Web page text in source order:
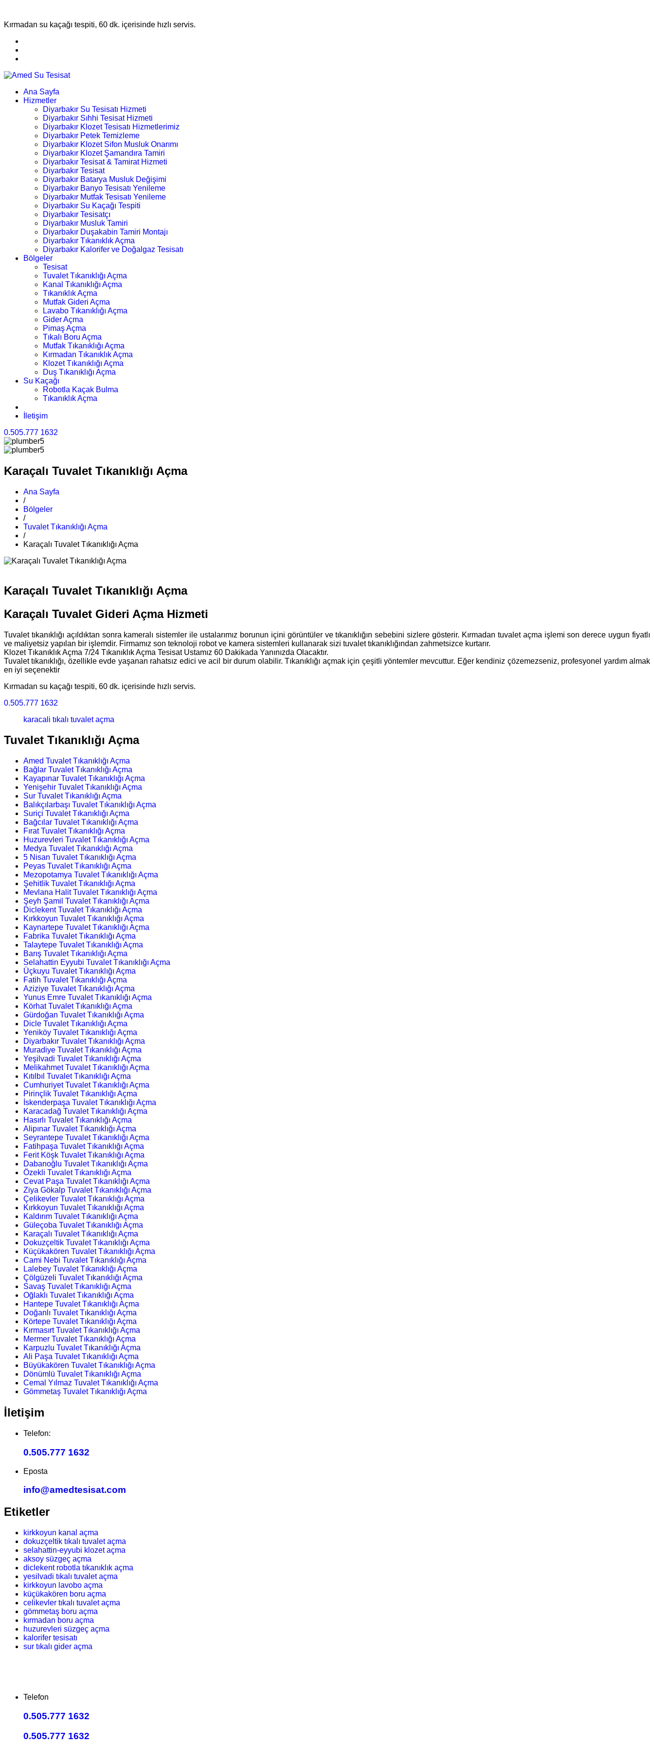
Kırmadan su kaçağı tespiti, 60 dk. içerisinde hızlı servis.
Ana Sayfa
Hizmetler
Diyarbakır Su Tesisatı Hizmeti
Diyarbakır Sıhhi Tesisat Hizmeti
Diyarbakır Klozet Tesisatı Hizmetlerimiz
Diyarbakır Petek Temizleme
Diyarbakır Klozet Sifon Musluk Onarımı
Diyarbakır Klozet Şamandıra Tamiri
Diyarbakır Tesisat & Tamirat Hizmeti
Diyarbakır Tesisat
Diyarbakır Batarya Musluk Değişimi
Diyarbakır Banyo Tesisatı Yenileme
Diyarbakır Mutfak Tesisatı Yenileme
Diyarbakır Su Kaçağı Tespiti
Diyarbakır Tesisatçı
Diyarbakır Musluk Tamiri
Diyarbakır Duşakabin Tamiri Montajı
Diyarbakır Tıkanıklık Açma
Diyarbakır Kalorifer ve Doğalgaz Tesisatı
Bölgeler
Tesisat
Tuvalet Tıkanıklığı Açma
Kanal Tıkanıklığı Açma
Tıkanıklık Açma
Mutfak Gideri Açma
Lavabo Tıkanıklığı Açma
Gider Açma
Pimaş Açma
Tıkalı Boru Açma
Mutfak Tıkanıklığı Açma
Kırmadan Tıkanıklık Açma
Klozet Tıkanıklığı Açma
Duş Tıkanıklığı Açma
Su Kaçağı
Robotla Kaçak Bulma
Tıkanıklık Açma
İletişim
0.505.777 1632
Karaçalı Tuvalet Tıkanıklığı Açma
Ana Sayfa
/
Bölgeler
/
Tuvalet Tıkanıklığı Açma
/
Karaçalı Tuvalet Tıkanıklığı Açma
Karaçalı Tuvalet Tıkanıklığı Açma
Karaçalı Tuvalet Gideri Açma Hizmeti
Tuvalet tıkanıklığı açıldıktan sonra kameralı sistemler ile ustalarımız borunun içini görüntüler ve tıkanıklığın sebebini sizlere gösterir. Kırmadan tuvalet açma işlemi son derece uygun fiyatlı
ve maliyetsiz yapılan bir işlemdir. Firmamız son teknoloji robot ve kamera sistemleri kullanarak sizi tuvalet tıkanıklığından zahmetsizce kurtarır.
Klozet Tıkanıklık Açma 7/24 Tıkanıklık Açma Tesisat Ustamız 60 Dakikada Yanınızda Olacaktır.
Tuvalet tıkanıklığı, özellikle evde yaşanan rahatsız edici ve acil bir durum olabilir. Tıkanıklığı açmak için çeşitli yöntemler mevcuttur. Eğer kendiniz çözemezseniz, profesyonel yardım almak
en iyi seçenektir
Kırmadan su kaçağı tespiti, 60 dk. içerisinde hızlı servis.
0.505.777 1632
karacali tıkalı tuvalet açma
Tuvalet Tıkanıklığı Açma
Amed Tuvalet Tıkanıklığı Açma
Bağlar Tuvalet Tıkanıklığı Açma
Kayapınar Tuvalet Tıkanıklığı Açma
Yenişehir Tuvalet Tıkanıklığı Açma
Sur Tuvalet Tıkanıklığı Açma
Balıkçılarbaşı Tuvalet Tıkanıklığı Açma
Suriçi Tuvalet Tıkanıklığı Açma
Bağcılar Tuvalet Tıkanıklığı Açma
Fırat Tuvalet Tıkanıklığı Açma
Huzurevleri Tuvalet Tıkanıklığı Açma
Medya Tuvalet Tıkanıklığı Açma
5 Nisan Tuvalet Tıkanıklığı Açma
Peyas Tuvalet Tıkanıklığı Açma
Mezopotamya Tuvalet Tıkanıklığı Açma
Şehitlik Tuvalet Tıkanıklığı Açma
Mevlana Halit Tuvalet Tıkanıklığı Açma
Şeyh Şamil Tuvalet Tıkanıklığı Açma
Diclekent Tuvalet Tıkanıklığı Açma
Kırkkoyun Tuvalet Tıkanıklığı Açma
Kaynartepe Tuvalet Tıkanıklığı Açma
Fabrika Tuvalet Tıkanıklığı Açma
Talaytepe Tuvalet Tıkanıklığı Açma
Barış Tuvalet Tıkanıklığı Açma
Selahattin Eyyubi Tuvalet Tıkanıklığı Açma
Üçkuyu Tuvalet Tıkanıklığı Açma
Fatih Tuvalet Tıkanıklığı Açma
Aziziye Tuvalet Tıkanıklığı Açma
Yunus Emre Tuvalet Tıkanıklığı Açma
Körhat Tuvalet Tıkanıklığı Açma
Gürdoğan Tuvalet Tıkanıklığı Açma
Dicle Tuvalet Tıkanıklığı Açma
Yeniköy Tuvalet Tıkanıklığı Açma
Diyarbakır Tuvalet Tıkanıklığı Açma
Muradiye Tuvalet Tıkanıklığı Açma
Yeşilvadi Tuvalet Tıkanıklığı Açma
Melikahmet Tuvalet Tıkanıklığı Açma
Kıtılbıl Tuvalet Tıkanıklığı Açma
Cumhuriyet Tuvalet Tıkanıklığı Açma
Pirinçlik Tuvalet Tıkanıklığı Açma
İskenderpaşa Tuvalet Tıkanıklığı Açma
Karacadağ Tuvalet Tıkanıklığı Açma
Hasırlı Tuvalet Tıkanıklığı Açma
Alipınar Tuvalet Tıkanıklığı Açma
Seyrantepe Tuvalet Tıkanıklığı Açma
Fatihpaşa Tuvalet Tıkanıklığı Açma
Ferit Köşk Tuvalet Tıkanıklığı Açma
Dabanoğlu Tuvalet Tıkanıklığı Açma
Özekli Tuvalet Tıkanıklığı Açma
Cevat Paşa Tuvalet Tıkanıklığı Açma
Ziya Gökalp Tuvalet Tıkanıklığı Açma
Çelikevler Tuvalet Tıkanıklığı Açma
Kırkkoyun Tuvalet Tıkanıklığı Açma
Kaldırım Tuvalet Tıkanıklığı Açma
Güleçoba Tuvalet Tıkanıklığı Açma
Karaçalı Tuvalet Tıkanıklığı Açma
Dokuzçeltik Tuvalet Tıkanıklığı Açma
Küçükakören Tuvalet Tıkanıklığı Açma
Cami Nebi Tuvalet Tıkanıklığı Açma
Lalebey Tuvalet Tıkanıklığı Açma
Çölgüzeli Tuvalet Tıkanıklığı Açma
Savaş Tuvalet Tıkanıklığı Açma
Oğlaklı Tuvalet Tıkanıklığı Açma
Hantepe Tuvalet Tıkanıklığı Açma
Doğanlı Tuvalet Tıkanıklığı Açma
Körtepe Tuvalet Tıkanıklığı Açma
Kırmasırt Tuvalet Tıkanıklığı Açma
Mermer Tuvalet Tıkanıklığı Açma
Karpuzlu Tuvalet Tıkanıklığı Açma
Ali Paşa Tuvalet Tıkanıklığı Açma
Büyükakören Tuvalet Tıkanıklığı Açma
Dönümlü Tuvalet Tıkanıklığı Açma
Cemal Yılmaz Tuvalet Tıkanıklığı Açma
Gömmetaş Tuvalet Tıkanıklığı Açma
İletişim
Telefon:
0.505.777 1632
Eposta
info@amedtesisat.com
Etiketler
kirkkoyun kanal açma
dokuzçeltik tıkalı tuvalet açma
selahattin-eyyubi klozet açma
aksoy süzgeç açma
diclekent robotla tıkanıklık açma
yesilvadi tıkalı tuvalet açma
kirkkoyun lavobo açma
küçükakören boru açma
celikevler tıkalı tuvalet açma
gömmetaş boru açma
kırmadan boru açma
huzurevleri süzgeç açma
kalorifer tesisatı
sur tıkalı gider açma
Telefon
0.505.777 1632
0.505.777 1632